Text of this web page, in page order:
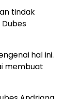
tindak
hal ini.
membuat